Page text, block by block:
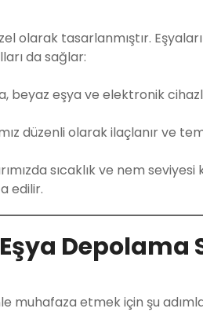
olarak tasarlanmıştır.
da sağlar:
beyaz eşya ve elektronik
düzenli olarak ilaçlanır ve
sıcaklık ve nem
edilir.
Depolama
muhafaza etmek için şu